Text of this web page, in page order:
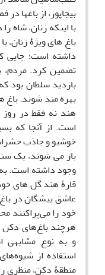
بیجاپور، از باغها
با اینکه زنان، شاه
باغ های ویژۀ زنان،
داشته است؛ جایی
تضمین کرد. مردم،
بازدید سلطان بود
بهره مند شوند.
هند نه فقط در
است. از آنجا که
خوشبو و جاذب
باز می شوند، یک
وجود داشته است.
قارۀ هند گل های
عاشق پیشگان در
خود را می‌پراکنند
هرچند باغ‌های دکن
و به نوع مشابهی
استفاده از
منطقۀ دکن، منظری